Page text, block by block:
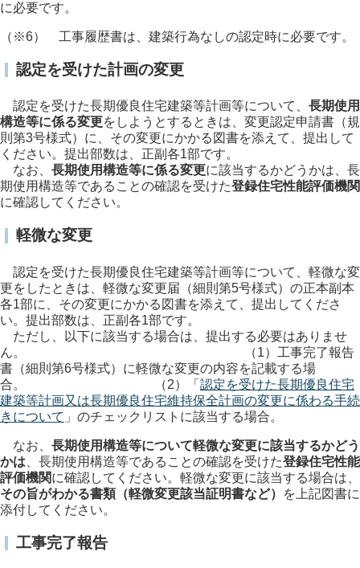
に必要です。
（※6） 工事履歴書は、建築行為なしの認定時に必要です。
認定を受けた計画の変更
認定を受けた長期優良住宅建築等計画等について、 長期使用
構造等に係る変更をしようとするときは、変更認定申請書（規
則第3号様式）に、その変更にかかる図書を添えて、提出して
ください。提出部数は、正副各1部です。
なお、 長期使用構造等に係る変更に該当するかどうかは、長
期使用構造等であることの確認を受けた登録住宅性能評価機関
に確認してください。
軽微な変更
認定を受けた長期優良住宅建築等計画等について、軽微な変
更をしたときは、軽微な変更届（細則第5号様式）の正本副本
各1部に、その変更にかかる図書を添えて、提出してくださ
い。提出部数は、正副各1部です。
ただし、以下に該当する場合は、提出する必要はありませ
ん。
（1）工事完了報告
書（細則第6号様式）に軽微な変更の内容を記載する場
合。 （2）「 認定を受けた長期優良住宅
建築等計画又は長期優良住宅維持保全計画の変更に係わる手続
きについて 」のチェックリストに該当する場合。
なお、 長期使用構造等について軽微な変更に該当するかどう
かは 、長期使用構造等であることの確認を受けた登録住宅性能
評価機関に確認してください。軽微な変更に該当する場合は、
その旨がわかる書類（軽微変更該当証明書など）
を上記図書に
添付してください。
工事完了報告